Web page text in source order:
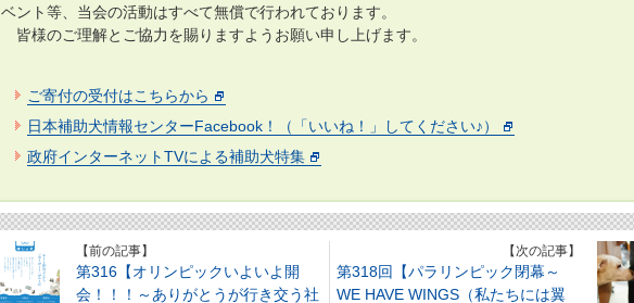
ベント等、当会の活動はすべて無償で行われております。
皆様のご理解とご協力を賜りますようお願い申し上げます。
ご寄付の受付はこちらから
日本補助犬情報センターFacebook！（「いいね！」してください♪）
政府インターネットTVによる補助犬特集
【前の記事】
第316【オリンピックいよいよ開
会！！！～ありがとうが行き交う社
【次の記事】
第318回【パラリンピック閉幕～
WE HAVE WINGS（私たちには翼